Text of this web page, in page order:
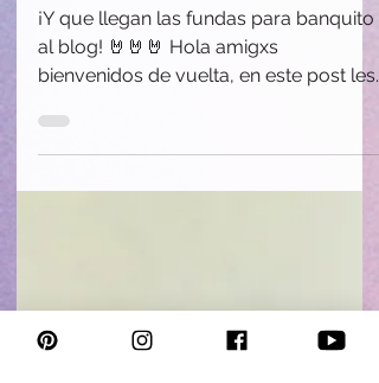
Jan 20, 2021
3 min read
Los banquitos de moda
al blog! 🤘🤘🤘⁠ Hola amigxs
bienvenidos de vuelta, en este post les
quiero compartir estos hermosos